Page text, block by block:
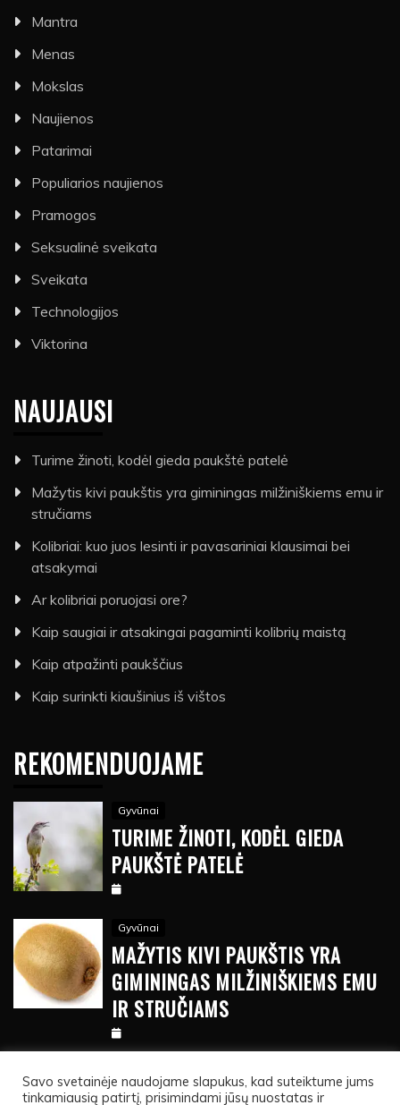
Mantra
Menas
Mokslas
Naujienos
Patarimai
Populiarios naujienos
Pramogos
Seksualinė sveikata
Sveikata
Technologijos
Viktorina
NAUJAUSI
Turime žinoti, kodėl gieda paukštė patelė
Mažytis kivi paukštis yra giminingas milžiniškiems emu ir
stručiams
Kolibriai: kuo juos lesinti ir pavasariniai klausimai bei
atsakymai
Ar kolibriai poruojasi ore?
Kaip saugiai ir atsakingai pagaminti kolibrių maistą
Kaip atpažinti paukščius
Kaip surinkti kiaušinius iš vištos
REKOMENDUOJAME
Gyvūnai
TURIME ŽINOTI, KODĖL GIEDA
PAUKŠTĖ PATELĖ
Gyvūnai
MAŽYTIS KIVI PAUKŠTIS YRA
GIMININGAS MILŽINIŠKIEMS EMU
IR STRUČIAMS
Savo svetainėje naudojame slapukus, kad suteiktume jums
tinkamiausią patirtį, prisimindami jūsų nuostatas ir